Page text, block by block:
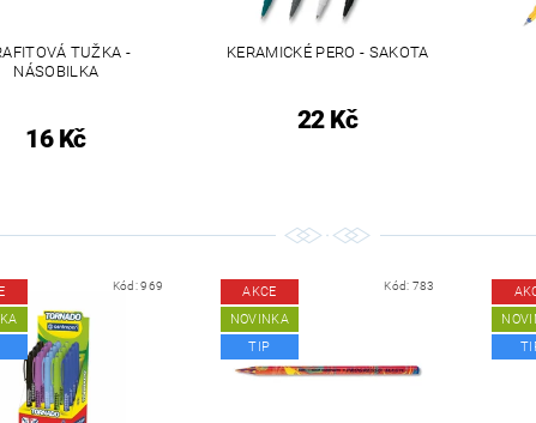
TUŽKA -
NÁSOBILKA
16 Kč
KERAMICKÉ PERO - SAKOTA
22 Kč
Kód:969
AKCE
NOVINKA
TIP
Kód: 783